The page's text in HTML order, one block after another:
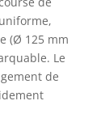
de
de
(Ø 125 mm
Le
de